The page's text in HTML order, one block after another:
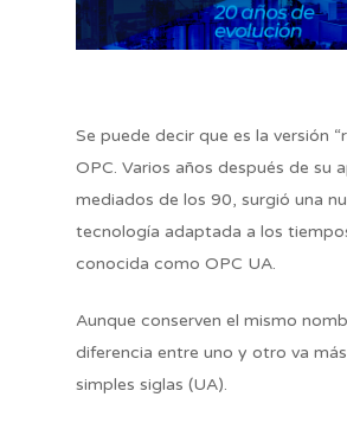
Se puede decir que es la versión
OPC. Varios años después de su
mediados de los 90, surgió una
tecnología adaptada a los
conocida como OPC UA.
Aunque conserven el mismo
diferencia entre uno y otro va
simples siglas (UA).